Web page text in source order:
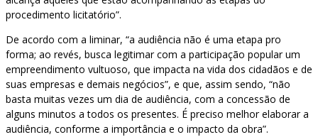
procedimento licitatório”.
De acordo com a liminar, “a audiência não é uma etapa pro
forma; ao revés, busca legitimar com a participação popular um
empreendimento vultuoso, que impacta na vida dos cidadãos e de
suas empresas e demais negócios”, e que, assim sendo, “não
basta muitas vezes um dia de audiência, com a concessão de
alguns minutos a todos os presentes. É preciso melhor elaborar a
audiência, conforme a importância e o impacto da obra”.